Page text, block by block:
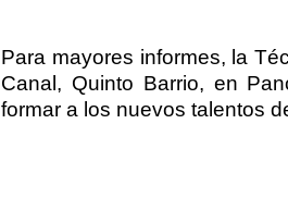
Para mayores informes, la
Canal, Quinto Barrio, en
formar a los nuevos talentos